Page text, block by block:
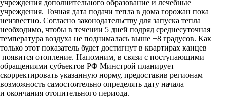
учреждения дополнительного образование и лечебные
учреждения. Точная дата подачи тепла в дома горожан пока
неизвестно. Согласно законодательству для запуска тепла
необходимо, чтобы в течении 5 дней подряд среднесуточная
температура воздуха не поднималась выше +8 градусов. Как
только этот показатель будет достигнут в квартирах канцев
появится отопление. Напомним, в связи с поступающими
обращениями субъектов РФ Минстрой планирует
скорректировать указанную норму, предоставив регионам
возможность самостоятельно определять дату начала
и окончания отопительного периода.